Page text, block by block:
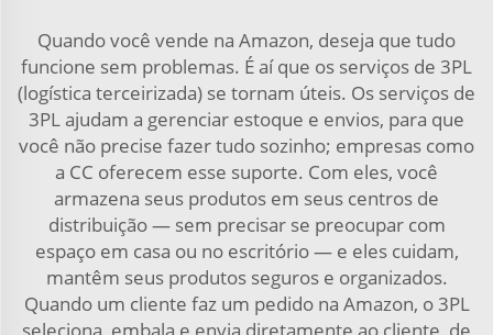
Quando você vende na Amazon, deseja que tudo
funcione sem problemas. É aí que os serviços de 3PL
(logística terceirizada) se tornam úteis. Os serviços de
3PL ajudam a gerenciar estoque e envios, para que
você não precise fazer tudo sozinho; empresas como
a CC oferecem esse suporte. Com eles, você
armazena seus produtos em seus centros de
distribuição — sem precisar se preocupar com
espaço em casa ou no escritório — e eles cuidam,
mantêm seus produtos seguros e organizados.
Quando um cliente faz um pedido na Amazon, o 3PL